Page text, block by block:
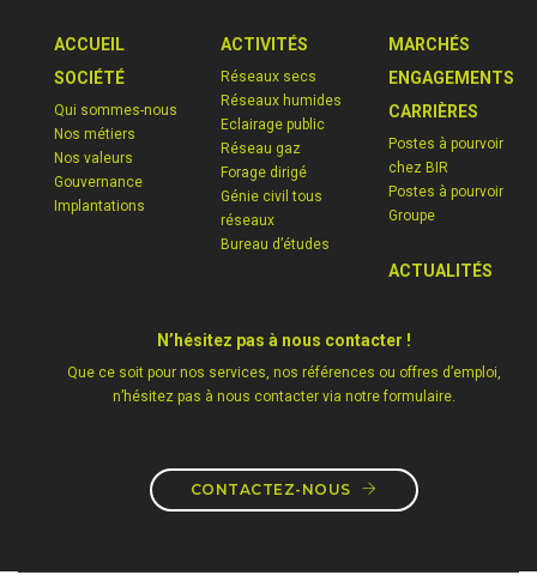
ACCUEIL
SOCIÉTÉ
Qui sommes-nous
Nos métiers
Nos valeurs
Gouvernance
Implantations
ACTIVITÉS
Réseaux secs
Réseaux humides
Eclairage public
Réseau gaz
Forage dirigé
Génie civil tous
réseaux
Bureau d’études
MARCHÉS
ENGAGEMENTS
CARRIÈRES
Postes à pourvoir
chez BIR
Postes à pourvoir
Groupe
ACTUALITÉS
N’hésitez pas à nous contacter !
Que ce soit pour nos services, nos références ou offres d’emploi,
n’hésitez pas à nous contacter via notre formulaire.
CONTACTEZ-NOUS